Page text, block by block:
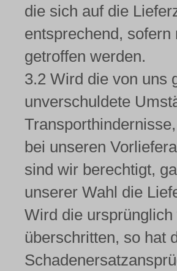
die sich auf die
entsprechend,
getroffen werden.
3.2 Wird die von uns
unverschuldete
bei unseren
sind wir berechtigt,
unserer Wahl die
Wird die
überschritten, so hat